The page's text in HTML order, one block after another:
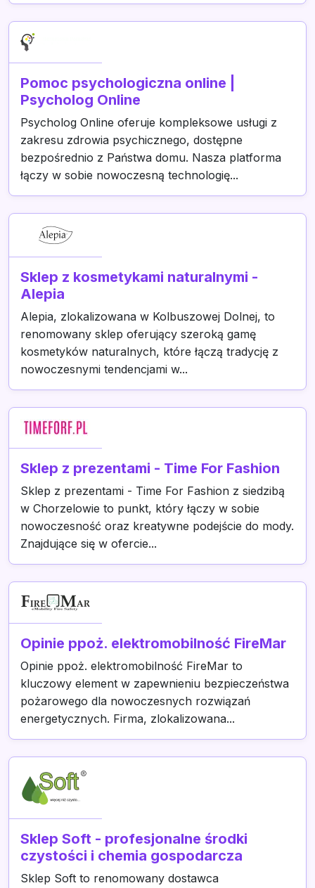
Pomoc psychologiczna online |
Psycholog Online
Psycholog Online oferuje kompleksowe usługi z
zakresu zdrowia psychicznego, dostępne
bezpośrednio z Państwa domu. Nasza platforma
łączy w sobie nowoczesną technologię...
Sklep z kosmetykami naturalnymi -
Alepia
Alepia, zlokalizowana w Kolbuszowej Dolnej, to
renomowany sklep oferujący szeroką gamę
kosmetyków naturalnych, które łączą tradycję z
nowoczesnymi tendencjami w...
Sklep z prezentami - Time For Fashion
Sklep z prezentami - Time For Fashion z siedzibą
w Chorzelowie to punkt, który łączy w sobie
nowoczesność oraz kreatywne podejście do mody.
Znajdujące się w ofercie...
Opinie ppoż. elektromobilność FireMar
Opinie ppoż. elektromobilność FireMar to
kluczowy element w zapewnieniu bezpieczeństwa
pożarowego dla nowoczesnych rozwiązań
energetycznych. Firma, zlokalizowana...
Sklep Soft - profesjonalne środki
czystości i chemia gospodarcza
Sklep Soft to renomowany dostawca